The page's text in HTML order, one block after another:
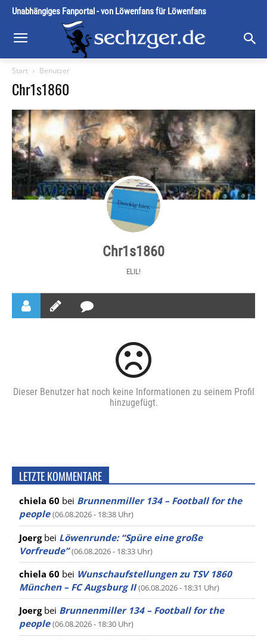
Unabhängiges Fanportal - von Löwenfans für Löwenfans
Start Benutzer
Chr1s1860
Chr1s1860
ELIL!
Dieser Benutzer hat noch keine Informationen zu seinem Profil
hinzugefügt.
LETZTE KOMMENTARE
chiela 60 bei Brunnenmiller 134 – Football for the
people (06.08.2026 - 18:38 Uhr)
Joergbei Löwenrunde: “Spüre eine große
Vorfreude” (06.08.2026 - 18:33 Uhr)
chiela 60 bei Wunschaufstellungen zu TSV 1860
München – FC Augsburg II (06.08.2026 - 18:31 Uhr)
Joergbei Brunnenmiller 134 – Football for the
people (06.08.2026 - 18:30 Uhr)